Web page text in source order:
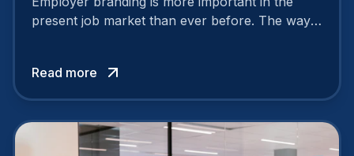
present job market than ever before. The way
Read more